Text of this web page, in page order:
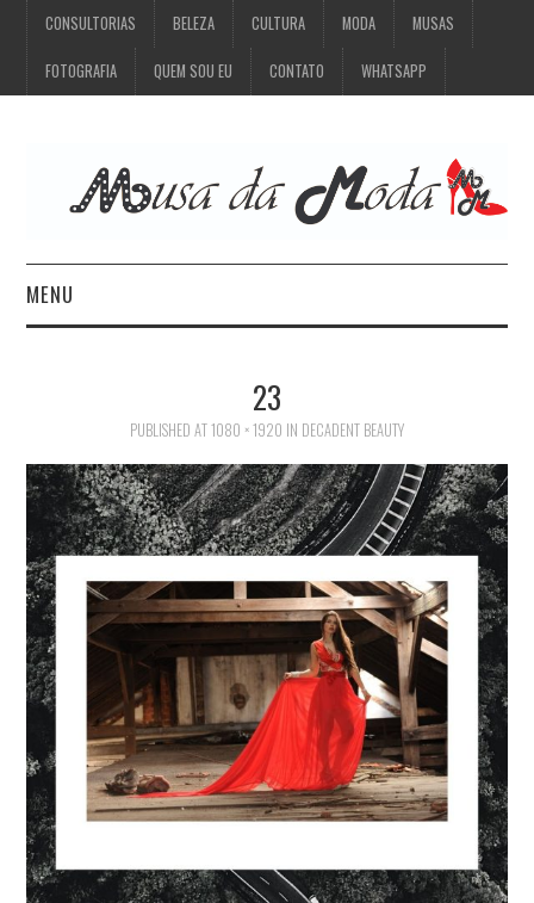
CONSULTORIAS BELEZA CULTURA MODA MUSAS
FOTOGRAFIA QUEM SOU EU CONTATO WHATSAPP
MENU
CULTURA
MODA
MUSAS
FOTOGRAFIA
QUEM SOU EU
CONTATO
WHATSAPP
23
PUBLISHED AT1080 × 1920 IN DECADENT BEAUTY